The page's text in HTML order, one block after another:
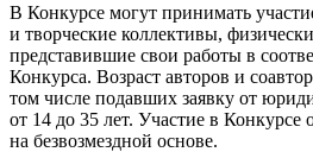
В Конкурсе могут принимать
и творческие коллективы,
представившие свои работы в
Конкурса. Возраст авторов и
том числе подавших заявку от
от 14 до 35 лет. Участие в Конкурсе
на безвозмездной основе.